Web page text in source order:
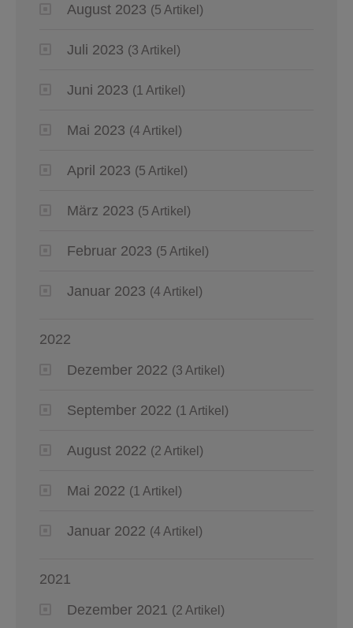
August 2023 (5 Artikel)
Juli 2023 (3 Artikel)
Juni 2023 (1 Artikel)
Mai 2023 (4 Artikel)
April 2023 (5 Artikel)
März 2023 (5 Artikel)
Februar 2023 (5 Artikel)
Januar 2023 (4 Artikel)
2022
Dezember 2022 (3 Artikel)
September 2022 (1 Artikel)
August 2022 (2 Artikel)
Mai 2022 (1 Artikel)
Januar 2022 (4 Artikel)
2021
Dezember 2021 (2 Artikel)